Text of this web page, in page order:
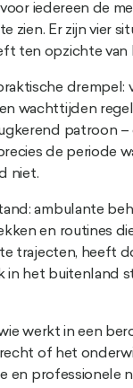
iedereen de
zien. Er zijn vier
ten opzichte van
drempel:
wachttijden
patroon
de periode
niet.
ambulante
en routines
trajecten, heeft
in het buitenland
werkt in een
of het
en